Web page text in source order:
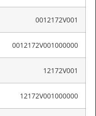
0012172V001
0012172V001000000
12172V001
12172V001000000